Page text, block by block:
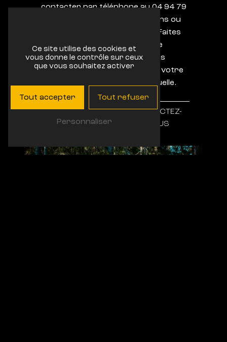
contacter par téléphone au 04 94 79
73 62 pour plus d'informations ou
pour prendre rendez-vous. Faites
confiance à notre équipe
professionnelle pour vous
accompagner dans l'achat de votre
prochaine Renault à Ramatuelle.
EN SAVOIR
PLUS
CONTACTEZ-
NOUS
Ce site utilise des cookies et
vous donne le contrôle sur ceux
que vous souhaitez activer
Tout accepter Tout refuser
Personnaliser